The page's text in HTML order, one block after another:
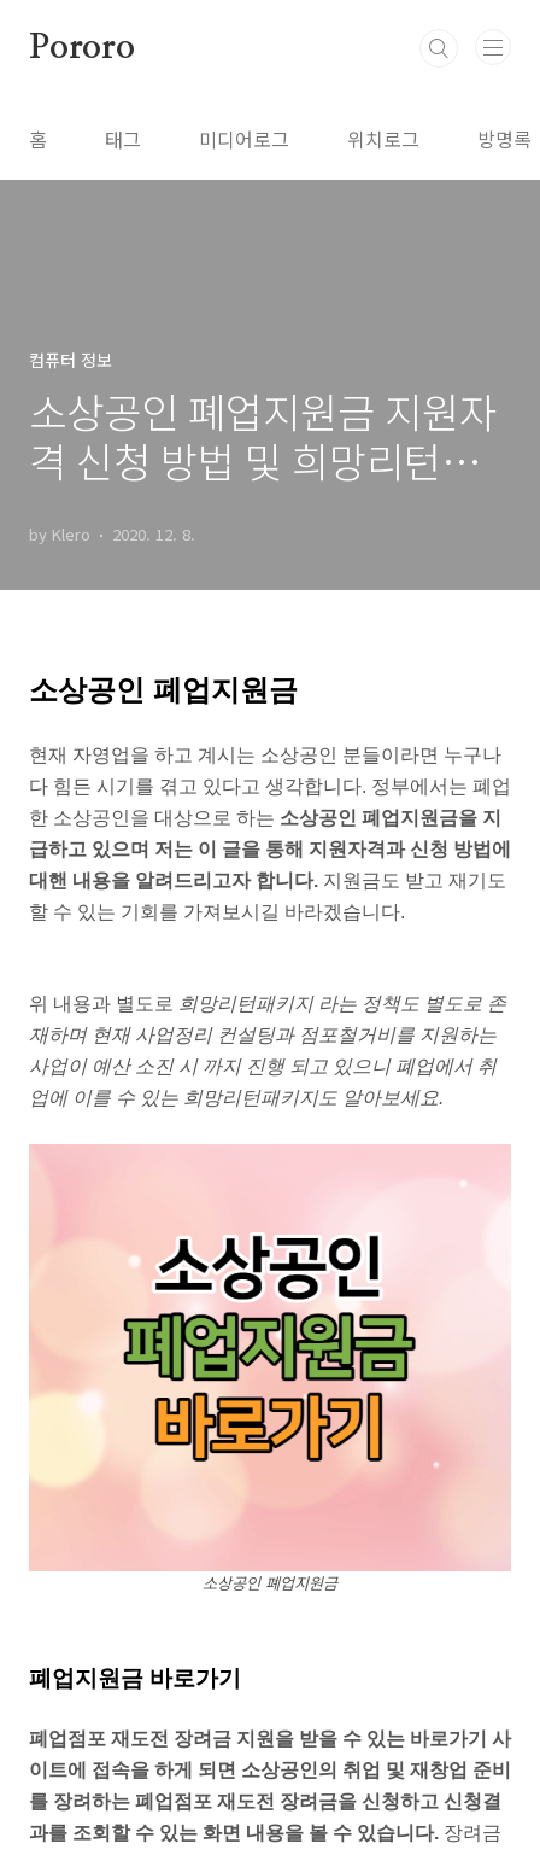
Pororo
홈 태그 미디어로그 위치로그 방명록
컴퓨터 정보
소상공인 폐업지원금 지원자
격 신청 방법 및 희망리턴패
by Klero 2020. 12. 8.
소상공인 폐업지원금
현재 자영업을 하고 계시는 소상공인 분들이라면 누구나
다 힘든 시기를 겪고 있다고 생각합니다. 정부에서는 폐업
한 소상공인을 대상으로 하는 소상공인 폐업지원금을 지
급하고 있으며 저는 이 글을 통해 지원자격과 신청 방법에
대핸 내용을 알려드리고자 합니다. 지원금도 받고 재기도
할 수 있는 기회를 가져보시길 바라겠습니다.
위 내용과 별도로 희망리턴패키지 라는 정책도 별도로 존
재하며 현재 사업정리 컨설팅과 점포철거비를 지원하는
사업이 예산 소진 시 까지 진행 되고 있으니 폐업에서 취
업에 이를 수 있는 희망리턴패키지도 알아보세요.
소상공인 폐업지원금
폐업지원금 바로가기
폐업점포 재도전 장려금 지원을 받을 수 있는 바로가기 사
이트에 접속을 하게 되면 소상공인의 취업 및 재창업 준비
를 장려하는 폐업점포 재도전 장려금을 신청하고 신청결
과를 조회할 수 있는 화면 내용을 볼 수 있습니다. 장려금